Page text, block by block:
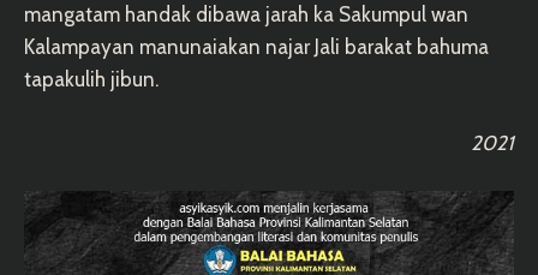
mangatam handak dibawa jarah ka Sakumpul wan
Kalampayan manunaiakan najar Jali barakat bahuma
tapakulih jibun.
2021